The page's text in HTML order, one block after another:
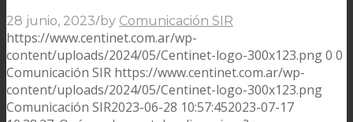
28 junio, 2023/by Comunicación SIR
https://www.centinet.com.ar/wp-
content/uploads/2024/05/Centinet-logo-300x123.png0 0
Comunicación SIR https://www.centinet.com.ar/wp-
content/uploads/2024/05/Centinet-logo-300x123.png
Comunicación SIR2023-06-28 10:57:452023-07-17